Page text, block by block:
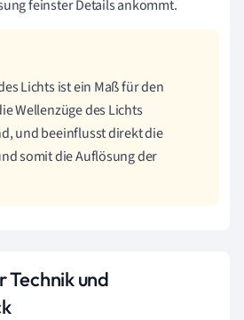
feinster Details ankommt.
Lichts ist ein Maß für den
Wellenzüge des Lichts
und beeinflusst direkt die
somit die Auflösung der
Technik und